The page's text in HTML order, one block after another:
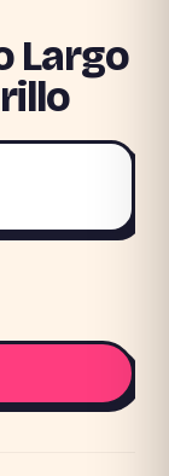
Largo